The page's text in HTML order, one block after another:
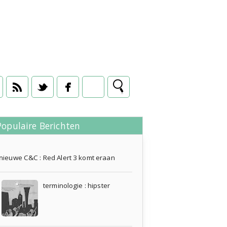
Berichten
C&C : Red Alert 3 komt eraan
terminologie : hipster